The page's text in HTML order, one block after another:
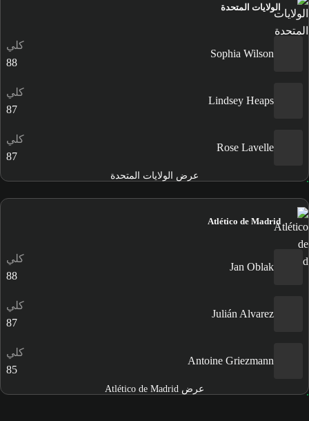
الولايات المتحدة
Sophia Wilson
كلي
88
Lindsey Heaps
كلي
87
Rose Lavelle
كلي
87
عرض الولايات المتحدة
Atlético de Madrid
Jan Oblak
كلي
88
Julián Alvarez
كلي
87
Antoine Griezmann
كلي
85
عرض Atlético de Madrid